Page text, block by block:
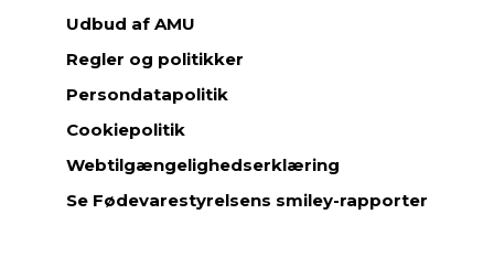
Udbud af AMU
Regler og politikker
Persondatapolitik
Cookiepolitik
Webtilgængelighedserklæring
Se Fødevarestyrelsens smiley-rapporter